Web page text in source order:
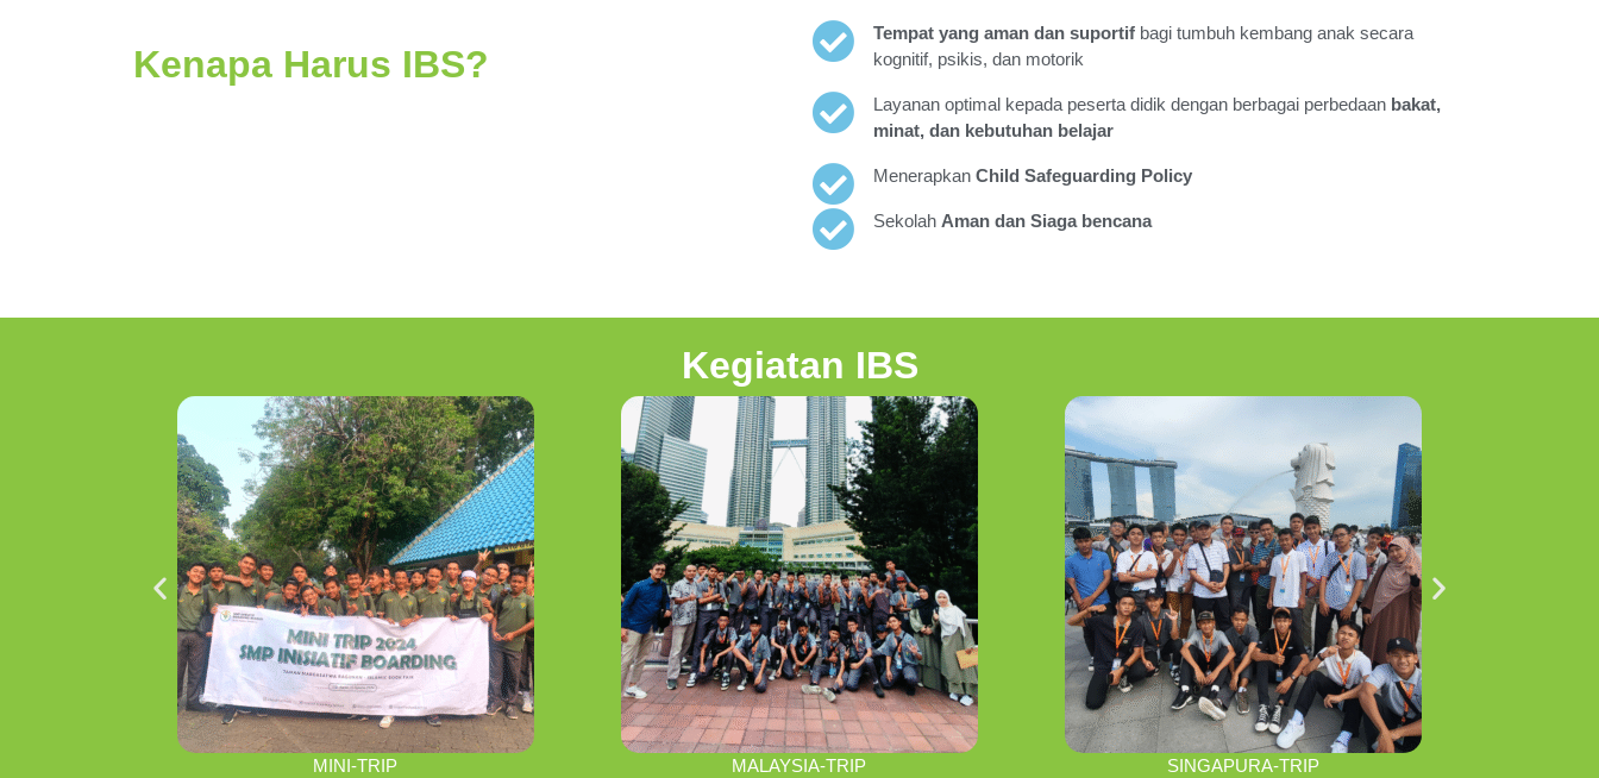
Kenapa Harus IBS?
Tempat yang aman dan suportif bagi tumbuh kembang anak secara
kognitif, psikis, dan motorik
Layanan optimal kepada peserta didik dengan berbagai perbedaan bakat,
minat, dan kebutuhan belajar
Menerapkan Child Safeguarding Policy
Sekolah Aman dan Siaga bencana
Kegiatan IBS
MINI-TRIP MALAYSIA-TRIP SINGAPURA-TRIP